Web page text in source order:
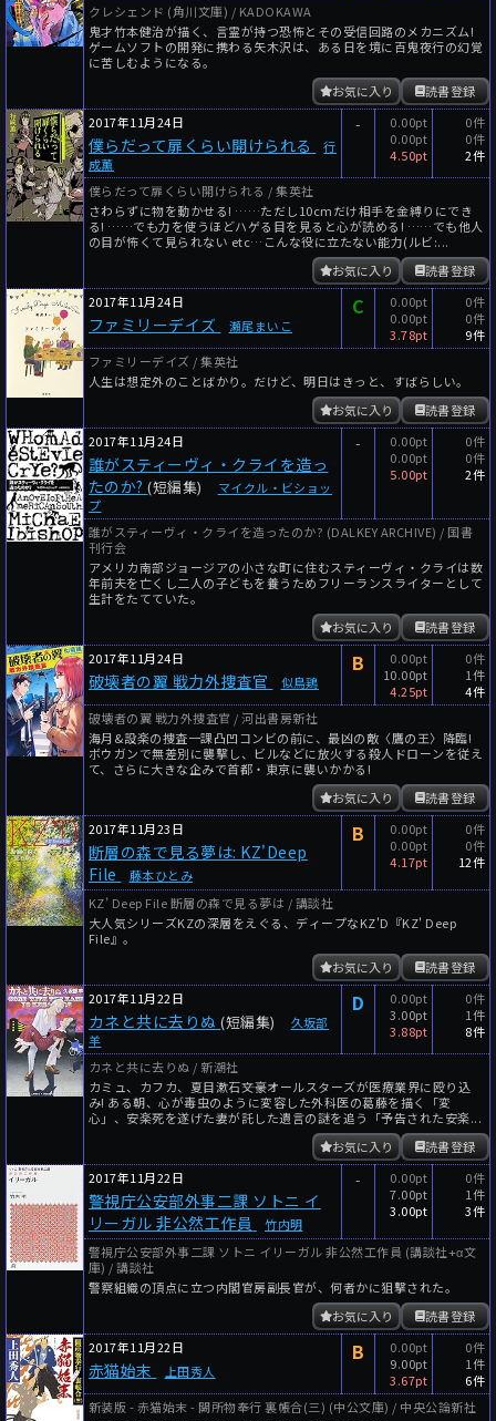
クレシェンド (角川文庫) / KADOKAWA
鬼才竹本健治が描く、言霊が持つ恐怖とその受信回路のメカニズム!
ゲームソフトの開発に携わる矢木沢は、ある日を境に百鬼夜行の幻覚
に苦しむようになる。
読書登録
お気に入り
2017年11月24日
僕らだって扉くらい開けられる
行
成薫
-
0.00pt
0.00pt
4.50pt
0件
0件
2件
僕らだって扉くらい開けられる / 集英社
さわらずに物を動かせる! ……ただし10cmだけ相手を金縛りにでき
る! ……でも力を使うほどハゲる目を見ると心が読める! ……でも他人
の目が怖くて見られない etc…こんな役に立たない能力(ルビ:...
読書登録
お気に入り
2017年11月24日
ファミリーデイズ 瀬尾まいこ
C
0.00pt
0.00pt
3.78pt
0件
0件
9件
ファミリーデイズ / 集英社
人生は想定外のことばかり。だけど、明日はきっと、すばらしい。
読書登録
お気に入り
2017年11月24日
誰がスティーヴィ・クライを造っ
たのか? (短編集)
マイクル・ビショッ
プ
-
0.00pt
0.00pt
5.00pt
0件
0件
2件
誰がスティーヴィ・クライを造ったのか? (DALKEY ARCHIVE) / 国書
刊行会
アメリカ南部ジョージアの小さな町に住むスティーヴィ・クライは数
年前夫を亡くし二人の子どもを養うためフリーランスライターとして
生計をたてていた。
読書登録
お気に入り
2017年11月24日
破壊者の翼 戦力外捜査官 似鳥鶏
B
0.00pt
10.00pt
4.25pt
0件
1件
4件
破壊者の翼 戦力外捜査官 / 河出書房新社
海月&設楽の捜査一課凸凹コンビの前に、最凶の敵〈鷹の王〉降臨!
ボウガンで無差別に襲撃し、ビルなどに放火する殺人ドローンを従え
て、さらに大きな企みで首都・東京に襲いかかる!
読書登録
お気に入り
2017年11月23日
断層の森で見る夢は: KZ'Deep
File
藤本ひとみ
B
0.00pt
0.00pt
4.17pt
0件
0件
12件
KZ’ Deep File 断層の森で見る夢は / 講談社
大人気シリーズKZの深層をえぐる、ディープなKZ'D『KZ' Deep
File』。
読書登録
お気に入り
2017年11月22日
カネと共に去りぬ (短編集)
久坂部
羊
D
0.00pt
3.00pt
3.88pt
0件
1件
8件
カネと共に去りぬ / 新潮社
カミュ、カフカ、夏目漱石――文豪オールスターズが医療業界に殴り込
み! ある朝、心が毒虫のように変容した外科医の葛藤を描く「変
心」、安楽死を遂げた妻が託した遺言の謎を追う「予告された安楽...
読書登録
お気に入り
2017年11月22日
警視庁公安部外事二課 ソトニ イ
リーガル 非公然工作員
竹内明
-
0.00pt
7.00pt
3.00pt
0件
1件
3件
警視庁公安部外事二課 ソトニ イリーガル 非公然工作員 (講談社+α文
庫) / 講談社
警察組織の頂点に立つ内閣官房副長官が、何者かに狙撃された。
読書登録
お気に入り
2017年11月22日
赤猫始末 上田秀人
B
0.00pt
9.00pt
3.67pt
0件
1件
6件
新装版 - 赤猫始末 - 闕所物奉行 裏帳合(三) (中公文庫) / 中央公論新社